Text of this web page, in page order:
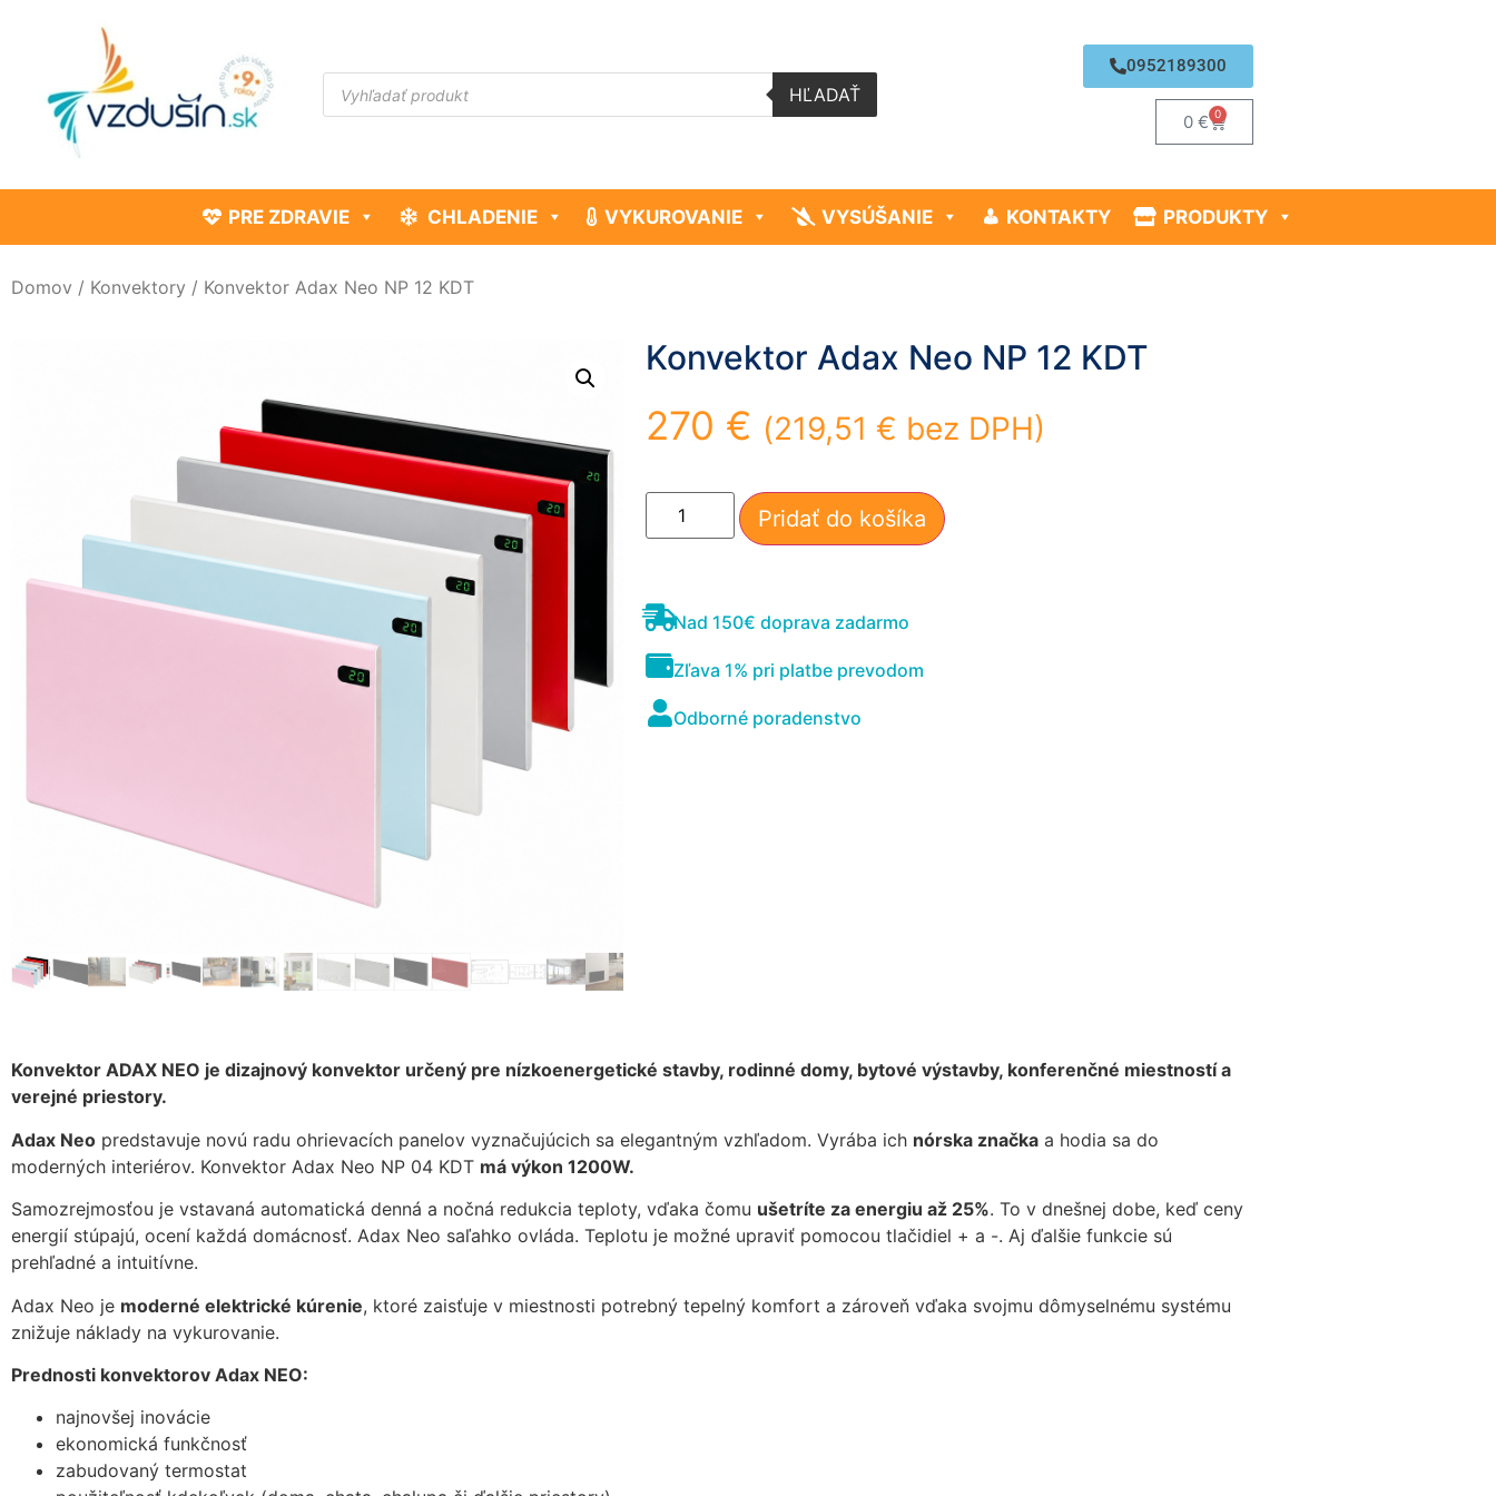
HĽADAŤ
0952189300
0€ 0
PRE ZDRAVIE CHLADENIE VYKUROVANIE VYSÚŠANIE KONTAKTY PRODUKTY
Domov / Konvektory / Konvektor Adax Neo NP 12 KDT
Konvektor Adax Neo NP 12 KDT
270 € (219,51 € bez DPH)
Pridať do košíka
Nad 150€ doprava zadarmo
Zľava 1% pri platbe prevodom
Odborné poradenstvo
Konvektor ADAX NEO je dizajnový konvektor určený pre nízkoenergetické stavby, rodinné domy, bytové výstavby, konferenčné miestností a
verejné priestory.
Adax Neo predstavuje novú radu ohrievacích panelov vyznačujúcich sa elegantným vzhľadom. Vyrába ich nórska značka a hodia sa do
moderných interiérov. Konvektor Adax Neo NP 04 KDT má výkon 1200W.
Samozrejmosťou je vstavaná automatická denná a nočná redukcia teploty, vďaka čomu ušetríte za energiu až 25%. To v dnešnej dobe, keď ceny
energií stúpajú, ocení každá domácnosť. Adax Neo saľahko ovláda. Teplotu je možné upraviť pomocou tlačidiel + a -. Aj ďalšie funkcie sú
prehľadné a intuitívne.
Adax Neo je moderné elektrické kúrenie, ktoré zaisťuje v miestnosti potrebný tepelný komfort a zároveň vďaka svojmu dômyselnému systému
znižuje náklady na vykurovanie.
Prednosti konvektorov Adax NEO:
najnovšej inovácie
ekonomická funkčnosť
zabudovaný termostat
funkčnosť
a štruktúru
základe
webovej
stránky.
Používateľská